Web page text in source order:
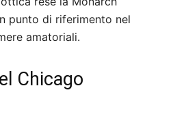
punto di riferimento nel
amatoriali.
Chicago